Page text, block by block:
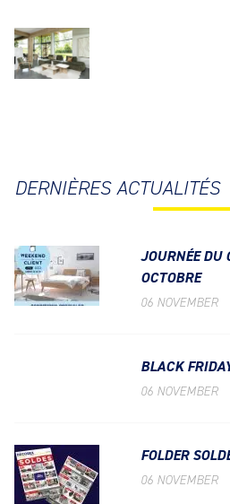
DERNIÈRES ACTUALITÉS
JOURNÉE DU
OCTOBRE
06 NOVEMBER
BLACK
06 NOVEMBER
FOLDER
06 NOVEMBER